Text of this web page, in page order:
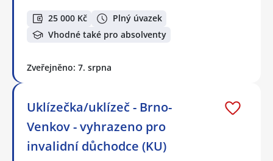
25 000 Kč
Plný úvazek
Vhodné také pro absolventy
Zveřejněno: 7. srpna
Uklízečka/uklízeč - Brno-
Venkov - vyhrazeno pro
invalidní důchodce (KU)